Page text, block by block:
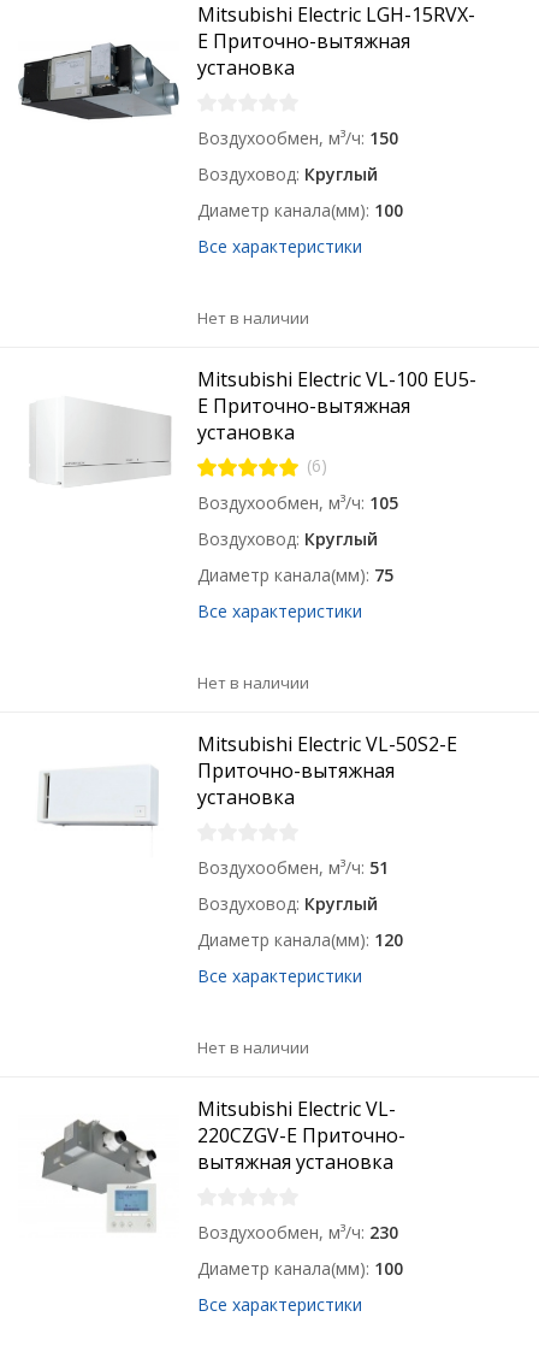
Mitsubishi Electric LGH-15RVX-
E Приточно-вытяжная
установка
Воздухообмен, м³/ч 150
Воздуховод Круглый
Диаметр канала(мм) 100
Все характеристики
Нет в наличии
Mitsubishi Electric VL-100 EU5-
E Приточно-вытяжная
установка
(6)
Воздухообмен, м³/ч 105
Воздуховод Круглый
Диаметр канала(мм) 75
Все характеристики
Нет в наличии
Mitsubishi Electric VL-50S2-E
Приточно-вытяжная
установка
Воздухообмен, м³/ч 51
Воздуховод Круглый
Диаметр канала(мм) 120
Все характеристики
Нет в наличии
Mitsubishi Electric VL-
220CZGV-E Приточно-
вытяжная установка
Воздухообмен, м³/ч 230
Диаметр канала(мм) 100
Все характеристики